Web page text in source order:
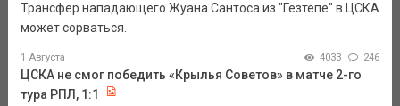
Трансфер нападающего Жуана Сантоса из "Гезтепе" в ЦСКА
может сорваться.
1 Августа 4033 246
ЦСКА не смог победить «Крылья Советов» в матче 2-го
тура РПЛ, 1:1